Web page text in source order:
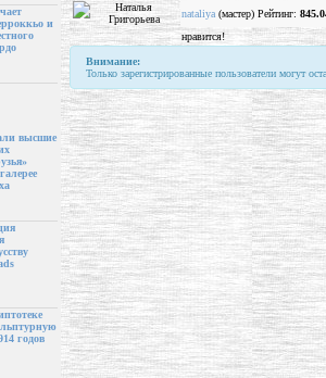
и
высшие
годов
nataliya (мастер) Рейтинг:
нравится!
Внимание:
Только зарегистрированные пользователи могут